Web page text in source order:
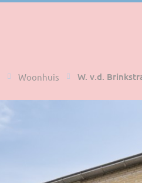
Woonhuis W. v.d.